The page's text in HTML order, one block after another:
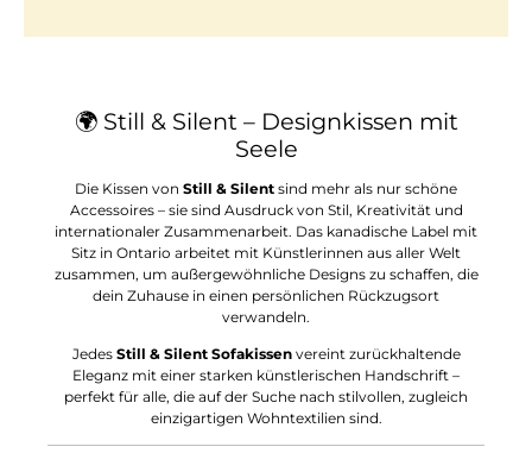
🌍 Still & Silent – Designkissen mit
Seele
Die Kissen von Still & Silent sind mehr als nur schöne
Accessoires – sie sind Ausdruck von Stil, Kreativität und
internationaler Zusammenarbeit. Das kanadische Label mit
Sitz in Ontario arbeitet mit Künstlerinnen aus aller Welt
zusammen, um außergewöhnliche Designs zu schaffen, die
dein Zuhause in einen persönlichen Rückzugsort
verwandeln.
Jedes Still & Silent Sofakissen vereint zurückhaltende
Eleganz mit einer starken künstlerischen Handschrift –
perfekt für alle, die auf der Suche nach stilvollen, zugleich
einzigartigen Wohntextilien sind.